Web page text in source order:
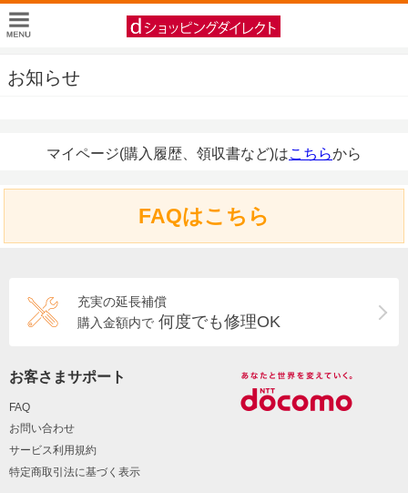
お知らせ
マイページ(購入履歴、領収書など)はこちらから
FAQはこちら
充実の延長補償
購入金額内で 何度でも修理OK
お客さまサポート
FAQ
お問い合わせ
サービス利用規約
特定商取引法に基づく表示